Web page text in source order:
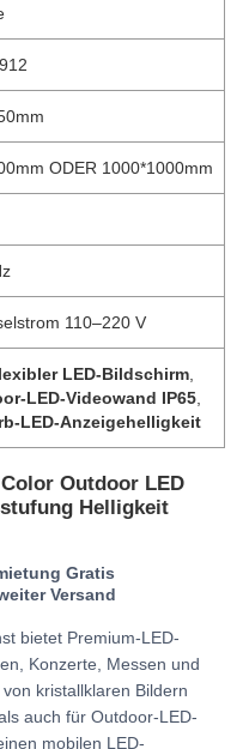
ODER 1000*1000mm
110–220 V
LED-Bildschirm
LED-Videowand IP65
LED-Anzeigehelligkeit
Outdoor LED
Helligkeit
Gratis
Versand
bietet Premium-LED-
Konzerte, Messen und
kristallklaren Bildern
auch für Outdoor-LED-
mobilen LED-